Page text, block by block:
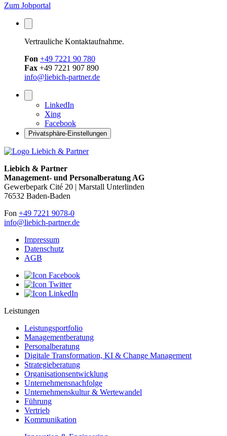
Zum Jobportal
Vertrauliche Kontaktaufnahme.
Fon +49 7221 90 780
Fax +49 7221 907 890
info@liebich-partner.de
LinkedIn
Xing
Facebook
Privatsphäre-Einstellungen
Liebich & Partner
Management- und Personalberatung AG
Gewerbepark Cité 20 | Marstall Unterlinden
76532 Baden-Baden
Fon +49 7221 9078-0
info@liebich-partner.de
Impressum
Datenschutz
AGB
Leistungen
Leistungsportfolio
Managementberatung
Personalberatung
Digitale Transformation, KI & Change Management
Strategieberatung
Organisationsentwicklung
Unternehmensnachfolge
Unternehmenskultur & Wertewandel
Führung
Vertrieb
Kommunikation